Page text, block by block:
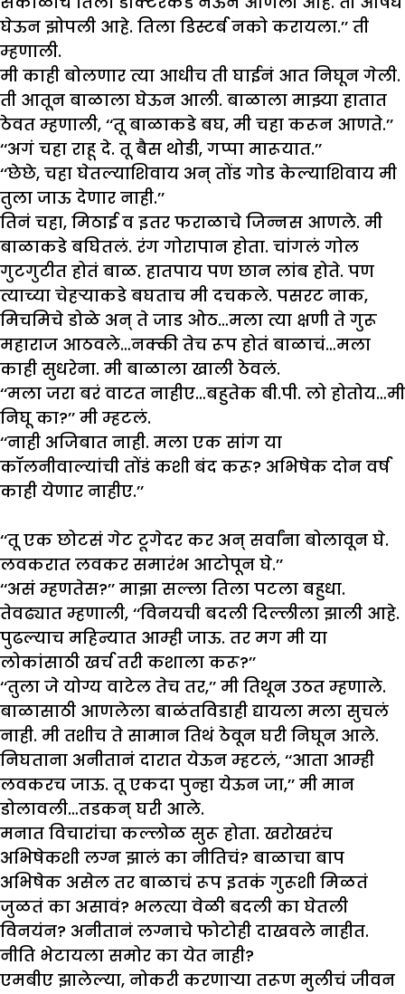
घेऊन झोपली आहे. तिला डिस्टर्ब नको करायला.’’ ती
म्हणाली.
मी काही बोलणार त्या आधीच ती घाईनं आत निघून गेली.
ती आतून बाळाला घेऊन आली. बाळाला माझ्या हातात
ठेवत म्हणाली, ‘‘तू बाळाकडे बघ, मी चहा करून आणते.’’
‘‘अगं चहा राहू दे. तू बैस थोडी, गप्पा मारूयात.’’
‘‘छेछे, चहा घेतल्याशिवाय अन् तोंड गोड केल्याशिवाय मी
तुला जाऊ देणार नाही.’’
तिनं चहा, मिठाई व इतर फराळाचे जिन्नस आणले. मी
बाळाकडे बघितलं. रंग गोरापान होता. चांगलं गोल
गुटगुटीत होतं बाळ. हातपाय पण छान लांब होते. पण
त्याच्या चेहऱ्याकडे बघताच मी दचकले. पसरट नाक,
मिचमिचे डोळे अन् ते जाड ओठ…मला त्या क्षणी ते गुरू
महाराज आठवले…नक्की तेच रूप होतं बाळाचं…मला
काही सुधरेना. मी बाळाला खाली ठेवलं.
‘‘मला जरा बरं वाटत नाहीए…बहुतेक बी.पी. लो होतोय…मी
निघू का?’’ मी म्हटलं.
‘‘नाही अजिबात नाही. मला एक सांग या
कॉलनीवाल्यांची तोंडं कशी बंद करू? अभिषेक दोन वर्ष
काही येणार नाहीए.’’
‘‘तू एक छोटसं गेट टूगेदर कर अन् सर्वांना बोलावून घे.
लवकरात लवकर समारंभ आटोपून घे.’’
‘‘असं म्हणतेस?’’ माझा सल्ला तिला पटला बहुधा.
तेवढ्यात म्हणाली, ‘‘विनयची बदली दिल्लीला झाली आहे.
पुढल्याच महिन्यात आम्ही जाऊ. तर मग मी या
लोकांसाठी खर्च तरी कशाला करू?’’
‘‘तुला जे योग्य वाटेल तेच तर,’’ मी तिथून उठत म्हणाले.
बाळासाठी आणलेला बाळंतविडाही द्यायला मला सुचलं
नाही. मी तशीच ते सामान तिथं ठेवून घरी निघून आले.
निघताना अनीतानं दारात येऊन म्हटलं, ‘‘आता आम्ही
लवकरच जाऊ. तू एकदा पुन्हा येऊन जा,’’ मी मान
डोलावली…तडकन् घरी आले.
मनात विचारांचा कल्लोळ सुरू होता. खरोखरंच
अभिषेकशी लग्न झालं का नीतिचं? बाळाचा बाप
अभिषेक असेल तर बाळाचं रूप इतकं गुरूशी मिळतं
जुळतं का असावं? भलत्या वेळी बदली का घेतली
विनयंन? अनीतानं लग्नाचे फोटोही दाखवले नाहीत.
नीति भेटायला समोर का येत नाही?
एमबीए झालेल्या, नोकरी करणाऱ्या तरूण मुलीचं जीवन